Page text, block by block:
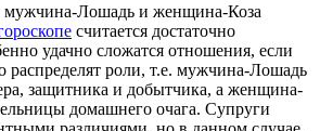
мужчина-Лошадь и женщина-Коза
считается достаточно
удачно сложатся отношения, если
распределят роли, т.е. мужчина-Лошадь
защитника и добытчика, а женщина-
домашнего очага. Супруги